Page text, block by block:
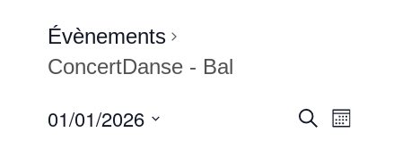
Évènements
ConcertDanse - Bal
Recherche
de
Mois
01/01/2026